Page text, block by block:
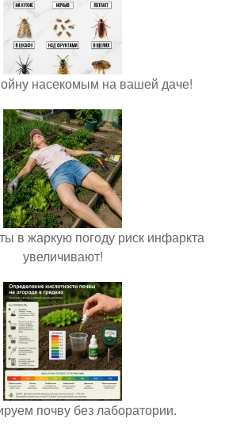
насекомым на вашей даче!
в жаркую погоду риск инфаркта
увеличивают!
почву без лаборатории.